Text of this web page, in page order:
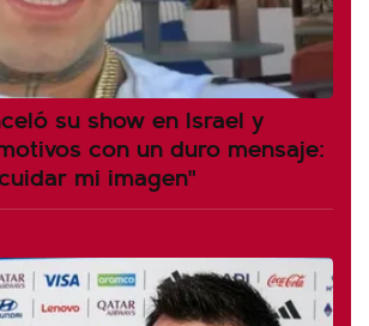
su show en Israel y
con un duro mensaje:
mi imagen"